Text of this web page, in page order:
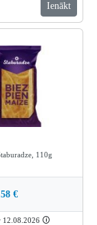
Ienākt
110g
€
12.08.2026 🛈